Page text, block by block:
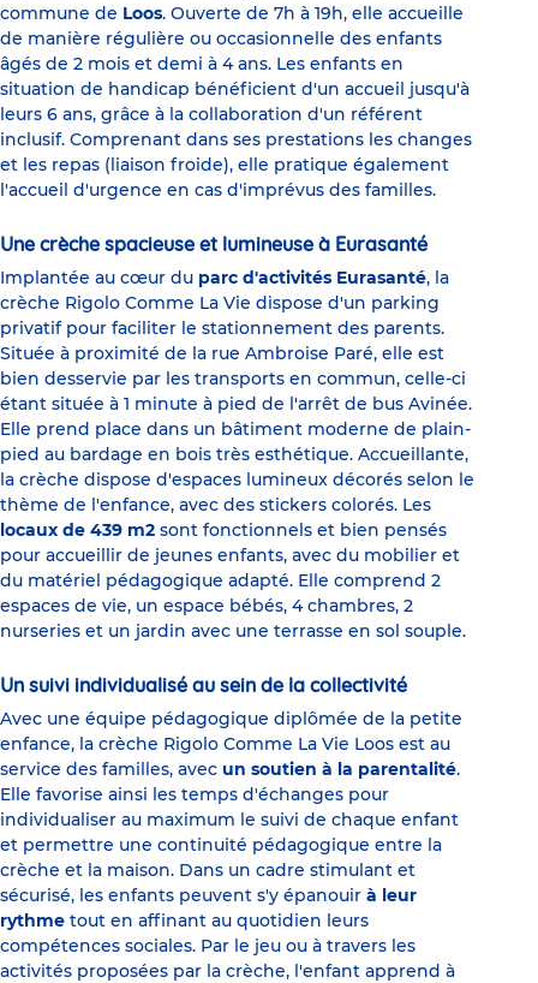
commune de Loos. Ouverte de 7h à 19h, elle accueille
de manière régulière ou occasionnelle des enfants
âgés de 2 mois et demi à 4 ans. Les enfants en
situation de handicap bénéficient d'un accueil jusqu'à
leurs 6 ans, grâce à la collaboration d'un référent
inclusif. Comprenant dans ses prestations les changes
et les repas (liaison froide), elle pratique également
l'accueil d'urgence en cas d'imprévus des familles.
Une crèche spacieuse et lumineuse à Eurasanté
Implantée au cœur du parc d'activités Eurasanté, la
crèche Rigolo Comme La Vie dispose d'un parking
privatif pour faciliter le stationnement des parents.
Située à proximité de la rue Ambroise Paré, elle est
bien desservie par les transports en commun, celle-ci
étant située à 1 minute à pied de l'arrêt de bus Avinée.
Elle prend place dans un bâtiment moderne de plain-
pied au bardage en bois très esthétique. Accueillante,
la crèche dispose d'espaces lumineux décorés selon le
thème de l'enfance, avec des stickers colorés. Les
locaux de 439 m2 sont fonctionnels et bien pensés
pour accueillir de jeunes enfants, avec du mobilier et
du matériel pédagogique adapté. Elle comprend 2
espaces de vie, un espace bébés, 4 chambres, 2
nurseries et un jardin avec une terrasse en sol souple.
Un suivi individualisé au sein de la collectivité
Avec une équipe pédagogique diplômée de la petite
enfance, la crèche Rigolo Comme La Vie Loos est au
service des familles, avec un soutien à la parentalité.
Elle favorise ainsi les temps d'échanges pour
individualiser au maximum le suivi de chaque enfant
et permettre une continuité pédagogique entre la
crèche et la maison. Dans un cadre stimulant et
sécurisé, les enfants peuvent s'y épanouir à leur
rythme tout en affinant au quotidien leurs
compétences sociales. Par le jeu ou à travers les
activités proposées par la crèche, l'enfant apprend à